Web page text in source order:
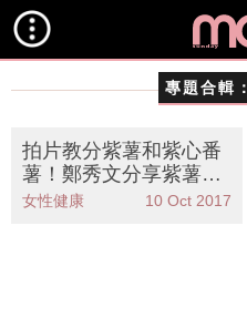
專題合輯：
拍片教分紫薯和紫心番
薯！鄭秀文分享紫薯排
毒瘦身法
女性健康 10 Oct 2017